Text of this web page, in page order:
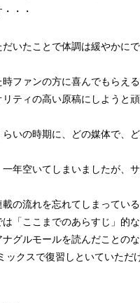
・・
だいたことで体調は緩やかに
ファンの方に喜んでもらえる
ティの高い原稿にしようと頑
いの時期に、どの媒体で、
年空いてしまいましたが、
の流れを忘れてしまってい
「ここまでのあらすじ」的
ナグルモールを読んだことの
ックスで復習しといていただ